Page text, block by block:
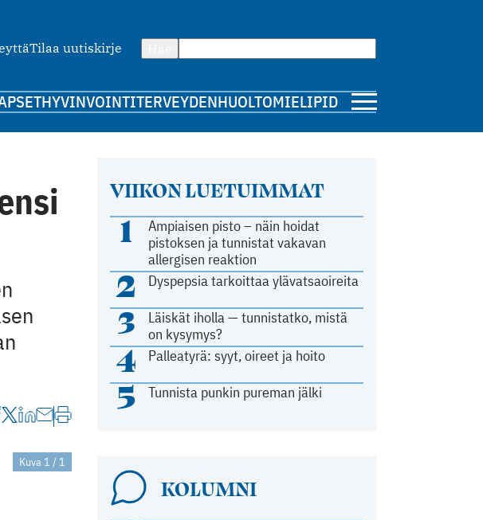
Tilaa uutiskirje
HYVINVOINTITERVEYDENHUOLTOMIELIPIDE
VIIKON LUETUIMMAT
1
Ampiaisen pisto – näin hoidat
pistoksen ja tunnistat vakavan
allergisen reaktion
2 Dyspepsia tarkoittaa ylävatsaoireita
3
Läiskät iholla — tunnistatko, mistä
on kysymys?
4 Palleatyrä: syyt, oireet ja hoito
5 Tunnista punkin pureman jälki
KOLUMNI
Kuva 1 / 1